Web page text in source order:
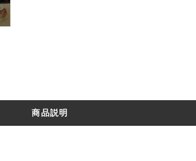
商品説明